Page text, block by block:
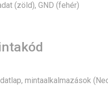
(zöld), GND (fehér)
mintaalkalmazások